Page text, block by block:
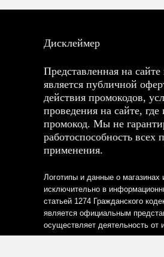
Дисклеймер
Представленная на
является публичной
действия промокодов,
проведения на сайте, где
промокод. Мы не
работоспособность всех
применения.
Логотипы и данные о
исключительно в
статьей 1274 Гражданского
является официальным
осуществляет деятельность от